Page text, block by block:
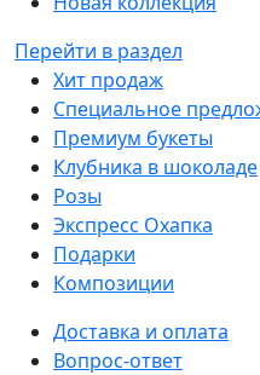
Перейти в раздел
Хит продаж
Специальное
Премиум букеты
Клубника в шоколаде
Розы
Экспресс Охапка
Подарки
Композиции
Доставка и оплата
Вопрос-ответ